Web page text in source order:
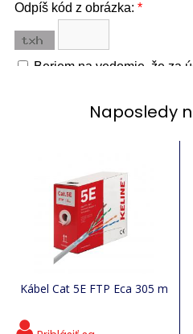
Naposledy
Kábel Cat 5E FTP Eca 305 m